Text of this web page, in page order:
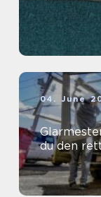
04. June
du den